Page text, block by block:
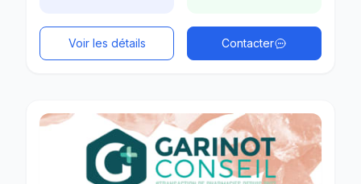
Voir les détails Contacter